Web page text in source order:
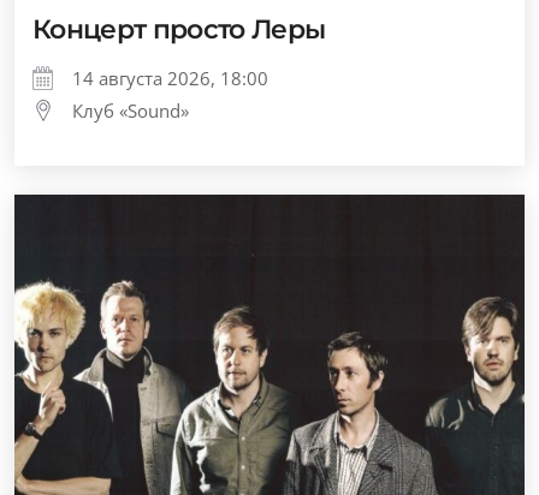
Концерт просто Леры
14 августа 2026, 18:00
Клуб «Sound»